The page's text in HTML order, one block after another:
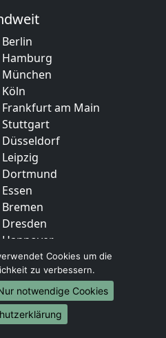
am Main
Stuttgart
Düsseldorf
Dortmund
Nürnberg
Duisburg
Bochum
Wuppertal
Bielefeld
Cookies um die
zu verbessern.
notwendige Cookies